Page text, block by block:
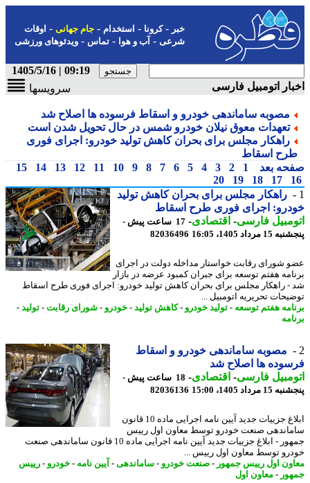
-کرونا-استخدام- جام جهانی-اوقات
شرعی-آب و هوا-تماس-ویدئوهای ورزشی
09:19 | 1405/5/16
اتومبیل فارسی
سرویسها
مصوبه ساماندهی خودرو و اسقاط فرسوده ها اصلاح شد
تعهدات معوق نیلان خودرو شمس در حال تحویل شدن است
راهکار مجلس برای بحران کاهش تولید خودرو: اجرای فوری
اسقاط
بعد
1
2
3
4
5
6
7
8
9
10
11
12
13
14
15
17
18
19
20
راهکار مجلس برای بحران کاهش تولید
اجرای فوری طرح اسقاط
فارسی-اقتصادی-
17 ساعت پیش -
1405، 16:05
82036496
شورای رقابت خواستار مداخله دولت در اجرای
هفتم توسعه برای جبران کمبود عرضه در بازار
راهکار مجلس برای بحران کاهش تولید خودرو: اجرای فوری طرح اسقاط
تحریریه اتومبیل ...
هفتم توسعه-تولید خودرو-کاهش تولید-خودرو-شورای رقابت-تولید-
مصوبه ساماندهی خودرو و اسقاط
ها اصلاح شد
فارسی-اقتصادی-
18 ساعت پیش -
1405، 15:00
82036136
ابلاغ جزییات جدید آیین نامه اجرایی ماده 10 قانون
صنعت خودرو توسط معاون اول رییس
جمهور - ابلاغ جزییات جدید آیین نامه اجرایی ماده 10 قانون ساماندهی صنعت
توسط معاون اول رییس ...
اول رییس جمهور-صنعت خودرو-ساماندهی-آیین نامه -خودرو-رییس
-معاون اول